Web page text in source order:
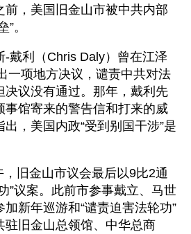
前，美国旧金山市被中共内部
。
-戴利（Chris Daly）曾在江泽
一项地方决议，谴责中共对法
决议没有通过。那年，戴利先
事馆寄来的警告信和打来的威
，美国内政“受到别国干涉”是
旧金山市议会最后以9比2通
”议案。此前市参事戴立、马世
新年巡游和“谴责迫害法轮功”
驻旧金山总领馆、中华总商